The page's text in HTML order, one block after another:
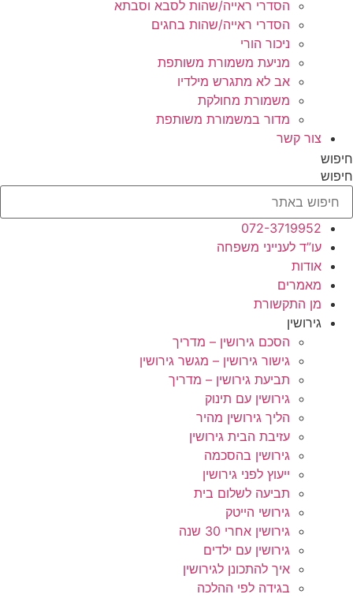
הסדרי ראייה/שהות לסבא וסבתא
הסדרי ראייה/שהות בחגים
ניכור הורי
מניעת משמורת משותפת
אב לא מתגרש מילדיו
משמורת מחולקת
מדור במשמורת משותפת
צור קשר
חיפוש
חיפוש
072-3719952
עו”ד לענייני משפחה
אודות
מאמרים
מן התקשורת
גירושין
הסכם גירושין – מדריך
גישור גירושין – מגשר גירושין
תביעת גירושין – מדריך
גירושין עם תינוק
הליך גירושין מהיר
עזיבת הבית גירושין
גירושין בהסכמה
ייעוץ לפני גירושין
תביעה לשלום בית
גירושי הייטק
גירושין אחרי 30 שנה
גירושין עם ילדים
איך להתכונן לגירושין
בגידה לפי ההלכה